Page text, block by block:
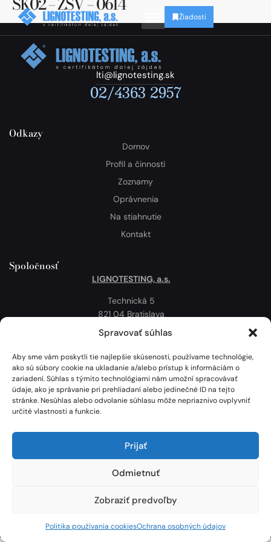
Spravovať súhlas
Aby sme vám poskytli tie najlepšie skúsenosti, používame technológie,
ako sú súbory cookie na ukladanie a/alebo prístup k informáciám o
zariadení. Súhlas s týmito technológiami nám umožní spracovávať
údaje, ako je správanie pri prehliadaní alebo jedinečné ID na tejto
stránke. Nesúhlas alebo odvolanie súhlasu môže nepriaznivo ovplyvniť
určité vlastnosti a funkcie.
Prijať
Odmietnuť
Zobraziť predvoľby
Politika používania cookiesOchrana osobných údajov
Žiadosti
lti@lignotesting.sk
02/4363 2957
Odkazy
Domov
Profil a činnosti
Zoznamy
Oprávnenia
Na stiahnutie
Kontakt
Spoločnosť
LIGNOTESTING, a.s.
Technická 5
821 04 Bratislava
Slovenská republika
Politika používania cookies
Mapa
Lignotesting, a. s. © 2024 | Všetky práva vyhradené. | Vytvoril: Marek Heinfarth.